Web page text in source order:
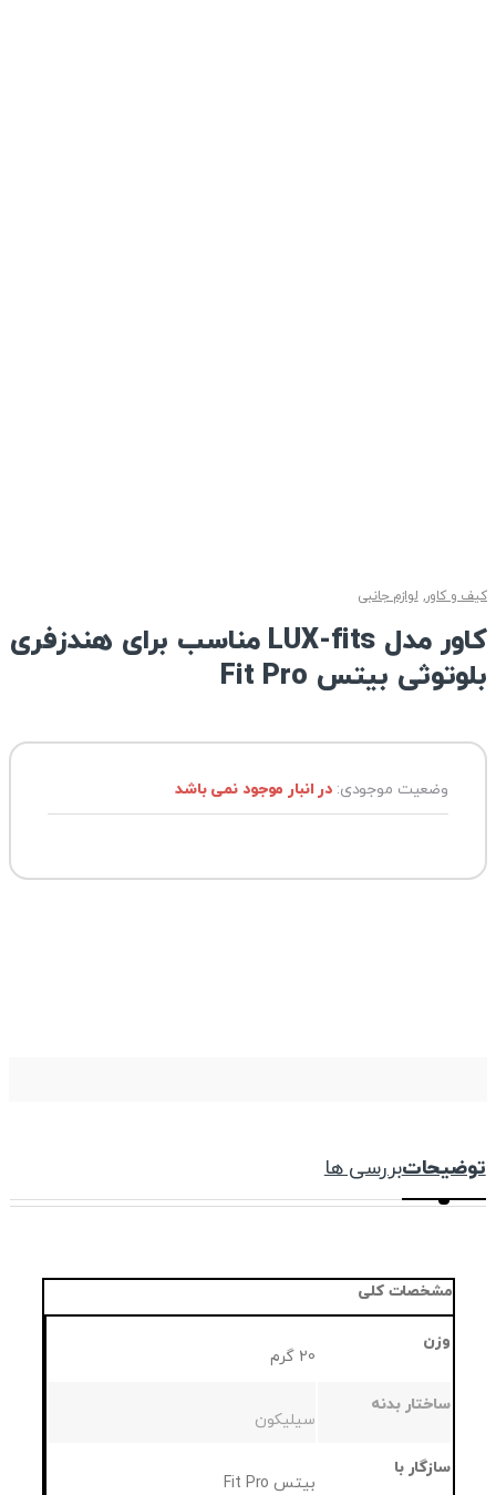
کیف و کاور, لوازم جانبی
کاور مدل LUX-fits مناسب برای هندزفری
بلوتوثی بیتس Fit Pro
وضعیت موجودی:در انبار موجود نمی باشد
توضیحاتبررسی ها
مشخصات کلی
وزن
20 گرم
ساختار بدنه
سیلیکون
سازگار با
بیتس Fit Pro